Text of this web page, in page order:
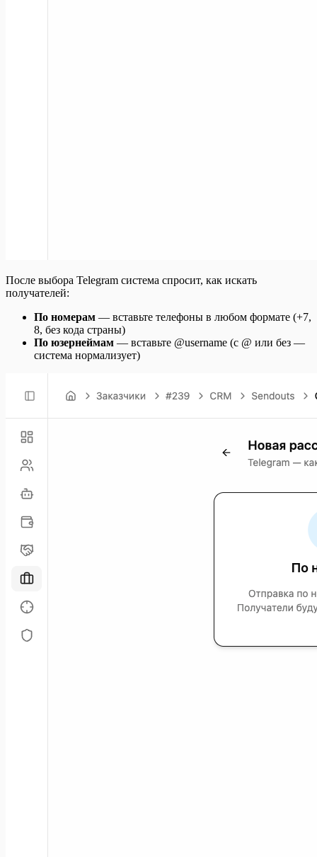
После выбора Telegram система спросит, как искать
получателей:
По номерам — вставьте телефоны в любом формате (+7,
8, без кода страны)
По юзернеймам — вставьте @username (с @ или без —
система нормализует)